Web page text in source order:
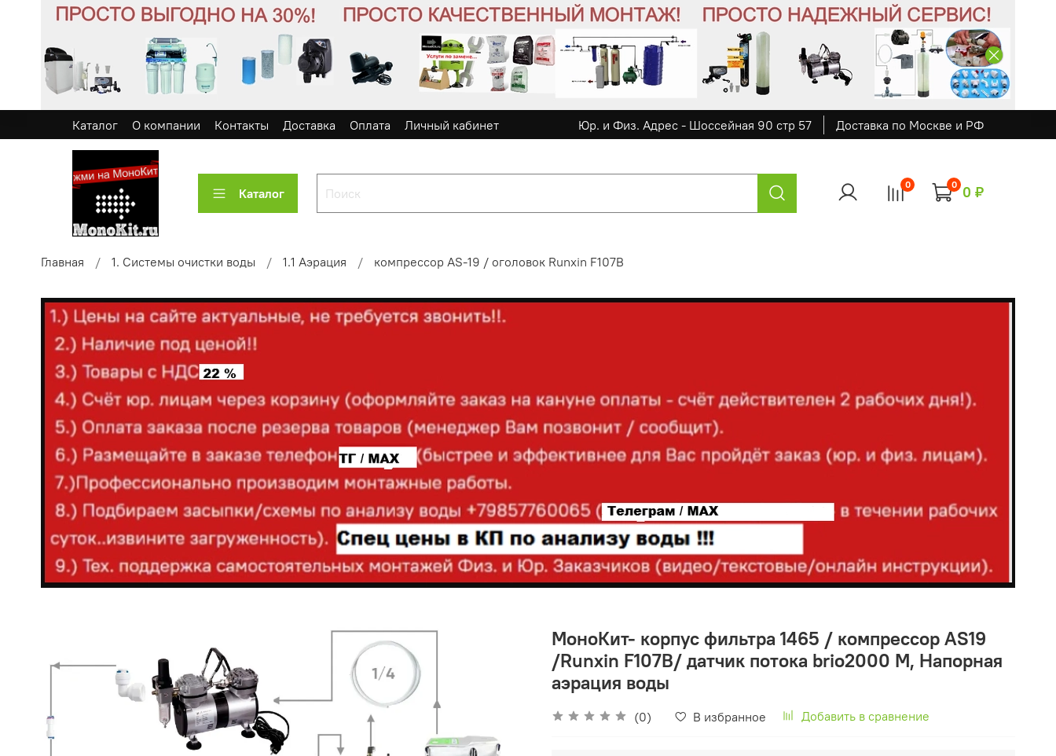
Каталог О компании Контакты Доставка Оплата Личный кабинет Юр. и Физ. Адрес - Шоссейная 90 стр 57 Доставка по Москве и РФ
Каталог
0 0 0 ₽
Главная 1. Системы очистки воды 1.1 Аэрация компрессор AS-19 / оголовок Runxin F107B
МоноКит- корпус фильтра 1465 / компрессор AS19
/Runxin F107B/ датчик потока brio2000 М, Напорная
аэрация воды
(0) В избранное Добавить в сравнение